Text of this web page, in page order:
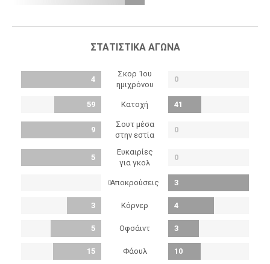
ΣΤΑΤΙΣΤΙΚΆ ΑΓΏΝΑ
4
Σκορ 1ου
ημιχρόνου
0
59 Κατοχή 41
9
Σουτ μέσα
στην εστία
0
5
Ευκαιρίες
για γκολ
0
0Αποκρούσεις 3
3 Κόρνερ 4
5 Οφσάιντ 3
15 Φάουλ 10